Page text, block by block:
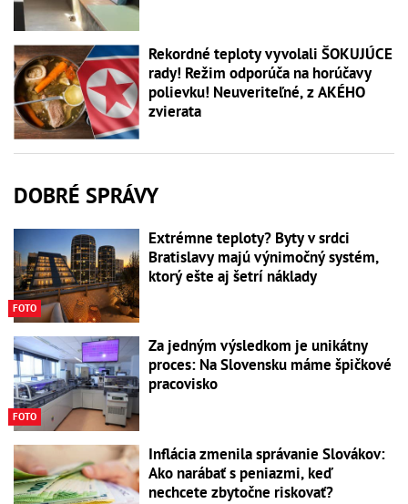
Rekordné teploty vyvolali ŠOKUJÚCE
rady! Režim odporúča na horúčavy
polievku! Neuveriteľné, z AKÉHO
zvierata
DOBRÉ SPRÁVY
FOTO
Extrémne teploty? Byty v srdci
Bratislavy majú výnimočný systém,
ktorý ešte aj šetrí náklady
FOTO
Za jedným výsledkom je unikátny
proces: Na Slovensku máme špičkové
pracovisko
Inflácia zmenila správanie Slovákov:
Ako narábať s peniazmi, keď
nechcete zbytočne riskovať?